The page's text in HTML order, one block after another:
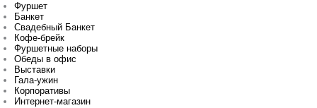
Фуршет
Банкет
Свадебный Банкет
Кофе-брейк
Фуршетные наборы
Обеды в офис
Выставки
Гала-ужин
Корпоративы
Интернет-магазин